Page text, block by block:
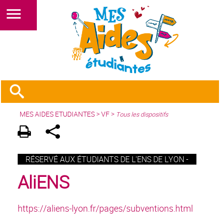
MES AIDES ETUDIANTES>VF> Tous les dispositifs
RÉSERVÉ AUX ÉTUDIANTS DE L'ENS DE LYON -
AliENS
https://aliens-lyon.fr/pages/subventions.html